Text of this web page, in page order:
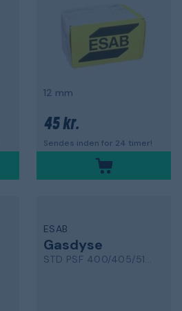
12 mm
45 kr.
Sendes inden for 24 timer!
ESAB
Gasdyse
STD PSF 400/405/510W